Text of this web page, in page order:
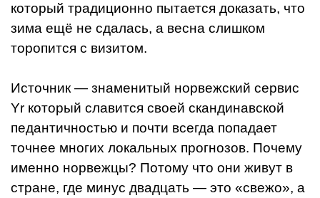
который традиционно пытается доказать, что
зима ещё не сдалась, а весна слишком
торопится с визитом.
Источник — знаменитый норвежский сервис
Yr который славится своей скандинавской
педантичностью и почти всегда попадает
точнее многих локальных прогнозов. Почему
именно норвежцы? Потому что они живут в
стране, где минус двадцать — это «свежо», а